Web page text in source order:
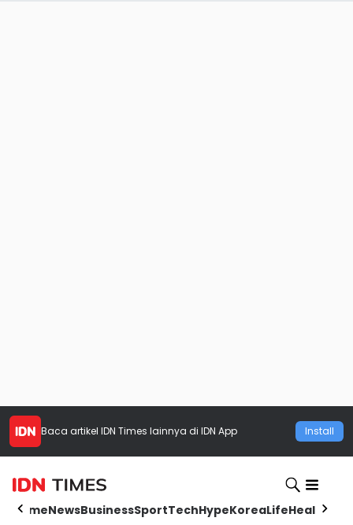
Baca artikel IDN Times lainnya di IDN App Install
HomeNewsBusinessSportTechHypeKoreaLifeHealth